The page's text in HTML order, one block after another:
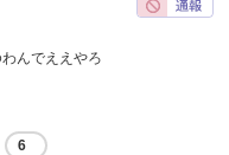
んでええやろ
6